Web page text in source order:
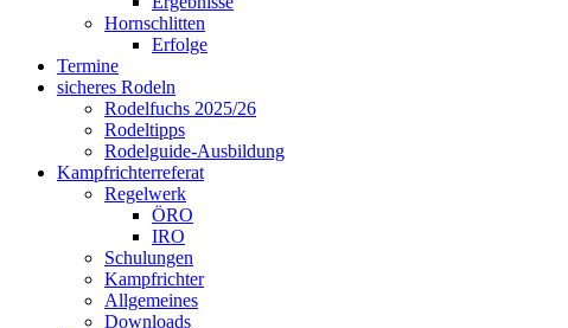
Hornschlitten
Erfolge
Termine
sicheres Rodeln
Rodelfuchs 2025/26
Rodeltipps
Rodelguide-Ausbildung
Kampfrichterreferat
Regelwerk
ÖRO
IRO
Schulungen
Kampfrichter
Allgemeines
Downloads